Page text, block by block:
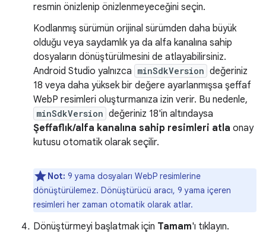
resmin önizlenip önizlenmeyeceğini seçin.
Kodlanmış sürümün orijinal sürümden daha büyük
olduğu veya saydamlık ya da alfa kanalına sahip
dosyaların dönüştürülmesini de atlayabilirsiniz.
Android Studio yalnızca minSdkVersion değeriniz
18 veya daha yüksek bir değere ayarlanmışsa şeffaf
WebP resimleri oluşturmanıza izin verir. Bu nedenle,
minSdkVersion değeriniz 18'in altındaysa
Şeffaflık/alfa kanalına sahip resimleri atla onay
kutusu otomatik olarak seçilir.
Not: 9 yama dosyaları WebP resimlerine
dönüştürülemez. Dönüştürücü aracı, 9 yama içeren
resimleri her zaman otomatik olarak atlar.
Dönüştürmeyi başlatmak için Tamam'ı tıklayın.